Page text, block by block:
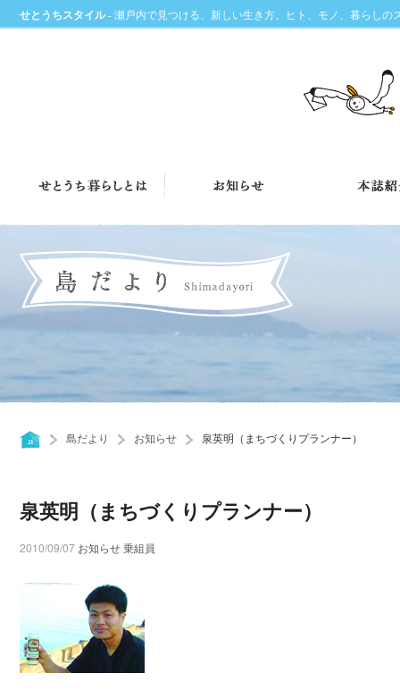
せとうちスタイル - 瀬戸内で見つける、新しい生き方。ヒト、モノ、暮らしの
島だより お知らせ 泉英明（まちづくりプランナー）
泉英明（まちづくりプランナー）
2010/09/07 お知らせ乗組員